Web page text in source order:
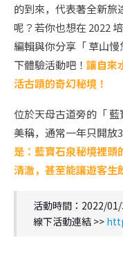
的到來，代表著全新旅
呢？若你也想在 2022
編輯與你分享「 草山
下體驗活動吧！ 讓自來
活古蹟的奇幻秘境！
位於天母古道旁的「
美稱，通常一年只開放
是：藍寶石泉秘境裡頭
清澈，甚至能讓遊客生
活動時間：2022/
線下活動連結 >>